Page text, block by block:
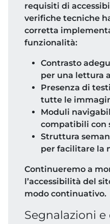
requisiti di
verifiche tecniche
corretta
funzionalità:
Contrasto
per una lettura
Presenza di
tutte le
Moduli
compatibili con
Struttura
per facilitare la
Continueremo a
l’accessibilità del
modo continuativo.
Segnalazioni